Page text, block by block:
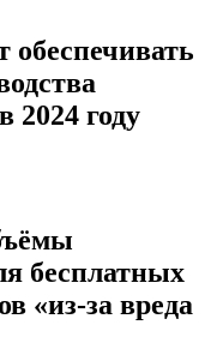
обеспечивать
2024 году
бесплатных
«из-за вреда